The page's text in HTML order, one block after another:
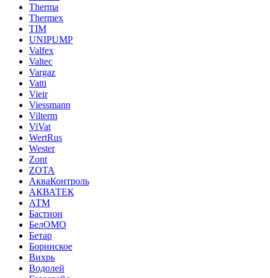
Therma
Thermex
TIM
UNIPUMP
Valfex
Valtec
Vargaz
Vatti
Vieir
Viessmann
Vilterm
ViVat
WertRus
Wester
Zont
ZOTA
АкваКонтроль
АКВАТЕК
АТМ
Бастион
БелОМО
Бетар
Боринское
Вихрь
Водолей